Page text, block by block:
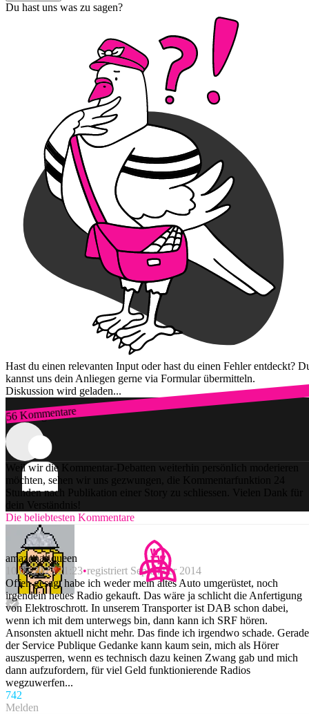
Du hast uns was zu sagen?
Hast du einen relevanten Input oder hast du einen Fehler entdeckt?
kannst uns dein Anliegen gerne via Formular übermitteln.
Diskussion wird geladen...
56 Kommentare
Zum Login
Weil wir die Kommentar-Debatten weiterhin persönlich moderieren
möchten, sehen wir uns gezwungen, die Kommentarfunktion 24
Stunden nach Publikation einer Story zu schliessen. Vielen Dank für
dein Verständnis!
Die beliebtesten Kommentare
amazonas queen
10.07.2025 21:23 registriert September 2014
Offen gesagt habe ich weder mein altes Auto umgerüstet, noch
irgendein neues Radio gekauft. Das wäre ja schlicht die Anfertigung
von Elektroschrott. In unserem Transporter ist DAB schon dabei,
wenn ich mit dem unterwegs bin, dann kann ich SRF hören.
Ansonsten aktuell nicht mehr. Das finde ich irgendwo schade. Gerade
der Service Publique Gedanke kann kaum sein, mich als Hörer
auszusperren, wenn es technisch dazu keinen Zwang gab und mich
dann aufzufordern, für viel Geld funktionierende Radios
wegzuwerfen...
742
Melden